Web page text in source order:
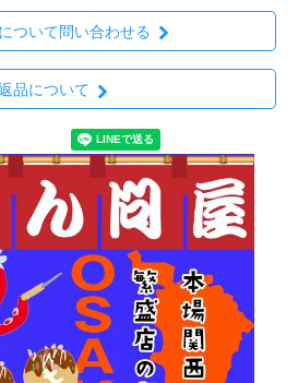
ついて問い合わせる
品について